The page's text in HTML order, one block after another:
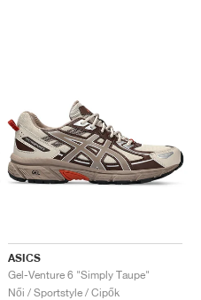
ASICS
Gel-Venture 6 "Simply Taupe"
Női / Sportstyle / Cipők